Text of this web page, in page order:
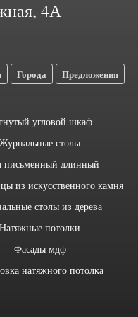
4А
Города Предложения
угловой шкаф
Журнальные столы
письменный длинный
из искусственного камня
столы из дерева
Натяжные потолки
Фасады мдф
натяжного потолка